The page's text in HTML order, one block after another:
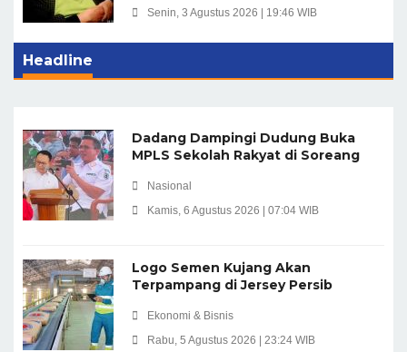
Senin, 3 Agustus 2026 | 19:46 WIB
Headline
Dadang Dampingi Dudung Buka
MPLS Sekolah Rakyat di Soreang
Nasional
Kamis, 6 Agustus 2026 | 07:04 WIB
Logo Semen Kujang Akan
Terpampang di Jersey Persib
Ekonomi & Bisnis
Rabu, 5 Agustus 2026 | 23:24 WIB